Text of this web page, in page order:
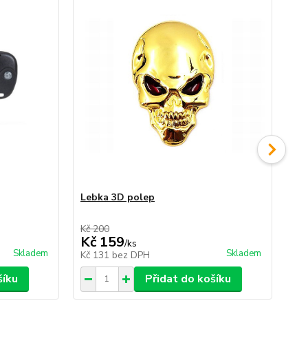
Skladem
Lebka 3D polep
Kč 200
Kč 159/ks
Kč 131 bez DPH Skladem
Přidat do košíku